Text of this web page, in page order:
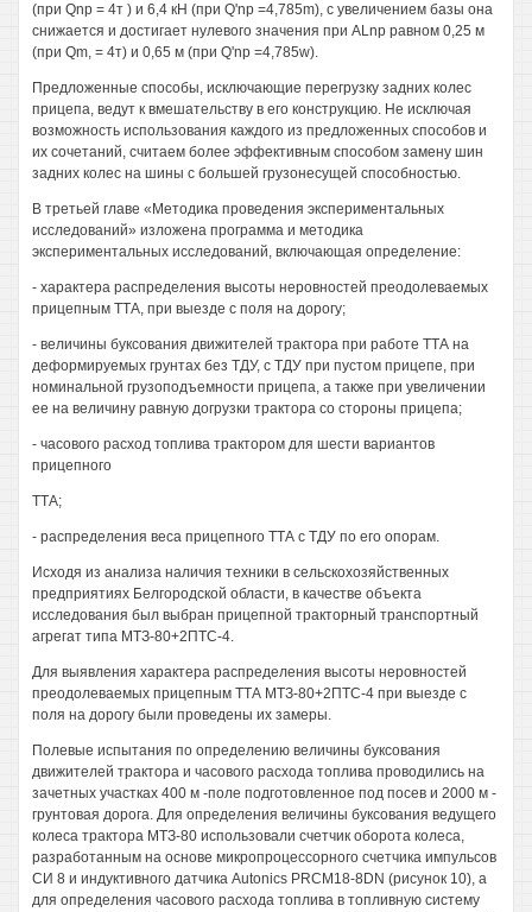
(при Qnp = 4т ) и 6,4 кН (при Q'np =4,785m), с увеличением базы она
снижается и достигает нулевого значения при ALnp равном 0,25 м
(при Qm, = 4т) и 0,65 м (при Q'np =4,785w).
Предложенные способы, исключающие перегрузку задних колес
прицепа, ведут к вмешательству в его конструкцию. Не исключая
возможность использования каждого из предложенных способов и
их сочетаний, считаем более эффективным способом замену шин
задних колес на шины с большей грузонесущей способностью.
В третьей главе «Методика проведения экспериментальных
исследований» изложена программа и методика
экспериментальных исследований, включающая определение:
- характера распределения высоты неровностей преодолеваемых
прицепным ТТА, при выезде с поля на дорогу;
- величины буксования движителей трактора при работе ТТА на
деформируемых грунтах без ТДУ, с ТДУ при пустом прицепе, при
номинальной грузоподъемности прицепа, а также при увеличении
ее на величину равную догрузки трактора со стороны прицепа;
- часового расход топлива трактором для шести вариантов
прицепного
ТТА;
- распределения веса прицепного ТТА с ТДУ по его опорам.
Исходя из анализа наличия техники в сельскохозяйственных
предприятиях Белгородской области, в качестве объекта
исследования был выбран прицепной тракторный транспортный
агрегат типа МТЗ-80+2ПТС-4.
Для выявления характера распределения высоты неровностей
преодолеваемых прицепным ТТА МТЗ-80+2ПТС-4 при выезде с
поля на дорогу были проведены их замеры.
Полевые испытания по определению величины буксования
движителей трактора и часового расхода топлива проводились на
зачетных участках 400 м -поле подготовленное под посев и 2000 м -
грунтовая дорога. Для определения величины буксования ведущего
колеса трактора МТЗ-80 использовали счетчик оборота колеса,
разработанным на основе микропроцессорного счетчика импульсов
СИ 8 и индуктивного датчика Autonics PRCM18-8DN (рисунок 10), а
для определения часового расхода топлива в топливную систему